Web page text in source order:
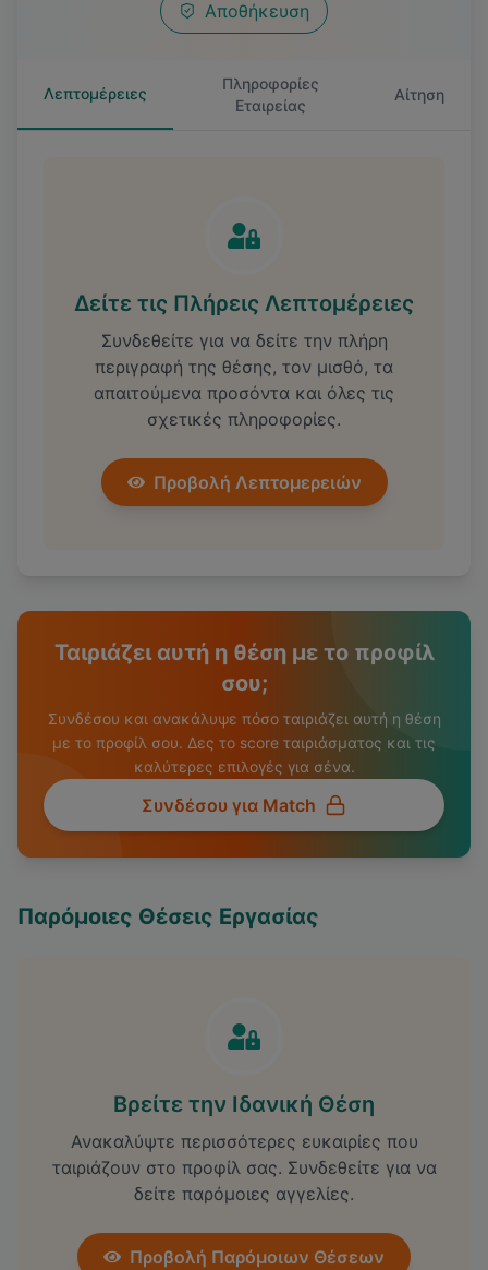
Αποθήκευση
Λεπτομέρειες
Πληροφορίες
Εταιρείας
Αίτηση
Δείτε τις Πλήρεις Λεπτομέρειες
Συνδεθείτε για να δείτε την πλήρη
περιγραφή της θέσης, τον μισθό, τα
απαιτούμενα προσόντα και όλες τις
σχετικές πληροφορίες.
Προβολή Λεπτομερειών
Ταιριάζει αυτή η θέση με το προφίλ
σου;
Συνδέσου και ανακάλυψε πόσο ταιριάζει αυτή η θέση
με το προφίλ σου. Δες το score ταιριάσματος και τις
καλύτερες επιλογές για σένα.
Συνδέσου για Match
Παρόμοιες Θέσεις Εργασίας
Βρείτε την Ιδανική Θέση
Ανακαλύψτε περισσότερες ευκαιρίες που
ταιριάζουν στο προφίλ σας. Συνδεθείτε για να
δείτε παρόμοιες αγγελίες.
Προβολή Παρόμοιων Θέσεων